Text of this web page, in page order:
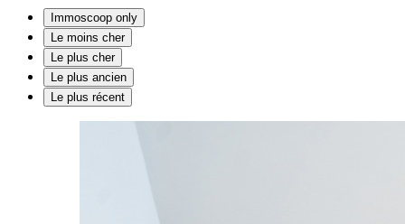
Immoscoop only
Le moins cher
Le plus cher
Le plus ancien
Le plus récent